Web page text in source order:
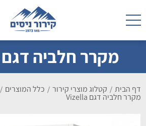
מקרר חלביה דגם Vizella
דף הבית / קטלוג מוצרי קירור / כלל המוצרים /
מקרר חלביה דגם Vizella